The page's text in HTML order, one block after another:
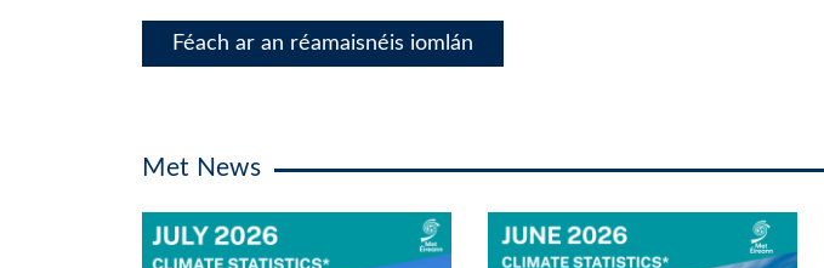
Féach ar an réamaisnéis iomlán
Met News